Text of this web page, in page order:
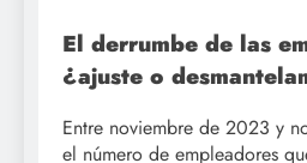
El derrumbe de las
¿ajuste o
Entre noviembre de 2023 y
el número de empleadores